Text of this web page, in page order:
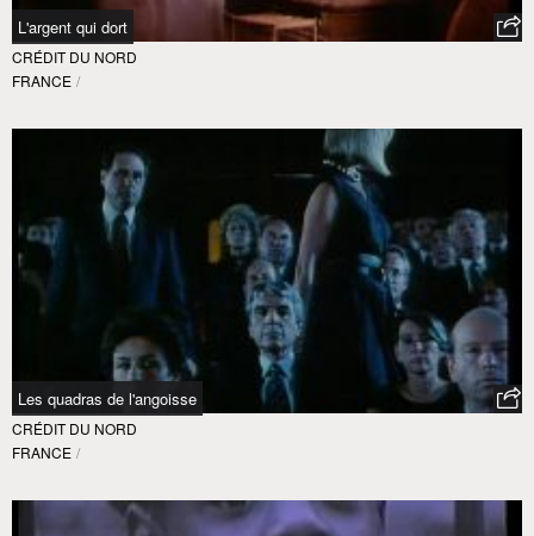
L'argent qui dort
CRÉDIT DU NORD
FRANCE /
Les quadras de l'angoisse
CRÉDIT DU NORD
FRANCE /